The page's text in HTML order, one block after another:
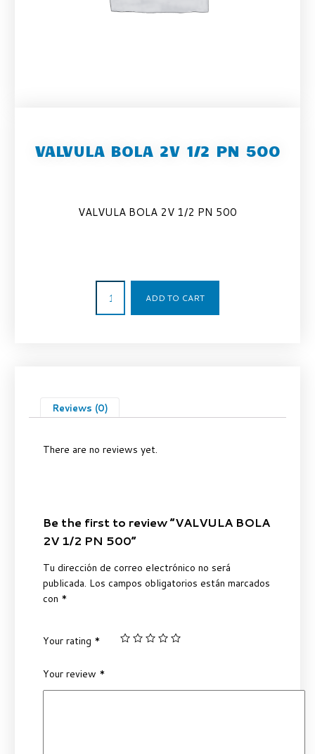
VALVULA BOLA 2V 1/2 PN 500
VALVULA BOLA 2V 1/2 PN 500
ADD TO CART
Reviews (0)
There are no reviews yet.
Be the first to review “VALVULA BOLA
2V 1/2 PN 500”
Tu dirección de correo electrónico no será
publicada. Los campos obligatorios están marcados
con *
Your rating *
Your review *